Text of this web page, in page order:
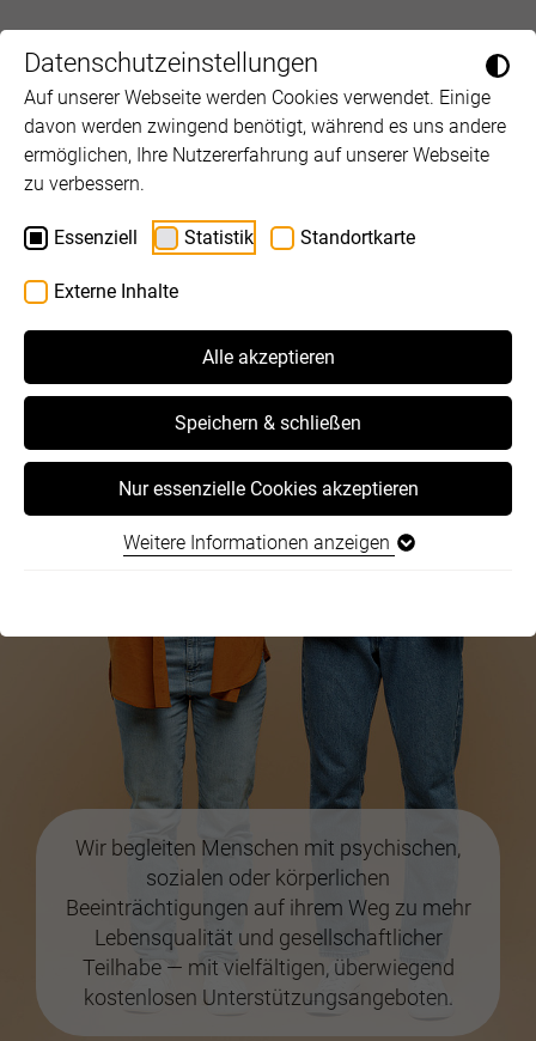
Datenschutzeinstellungen
Auf unserer Webseite werden Cookies verwendet. Einige
davon werden zwingend benötigt, während es uns andere
ermöglichen, Ihre Nutzererfahrung auf unserer Webseite
zu verbessern.
Essenziell Statistik Standortkarte
Externe Inhalte
Alle akzeptieren
Speichern & schließen
Nur essenzielle Cookies akzeptieren
Weitere Informationen anzeigen
Wir begleiten Menschen mit psychischen,
sozialen oder körperlichen
Beeinträchtigungen auf ihrem Weg zu mehr
Lebensqualität und gesellschaftlicher
Teilhabe — mit vielfältigen, überwiegend
kostenlosen Unterstützungsangeboten.